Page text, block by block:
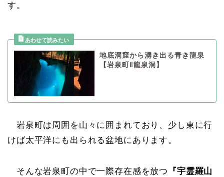
す。
地底洞窟から湧き出る青き龍泉
【岩泉町‖龍泉洞】
岩泉町は周囲を山々に囲まれており、少し東に行
けば太平洋にも出られる盆地にあります。
そんな岩泉町の中で一際存在感を放つ
『宇霊羅山